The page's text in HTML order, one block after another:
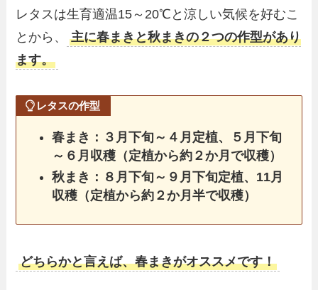
レタスは生育適温15～20℃と涼しい気候を好むこ
とから、
主に春まきと秋まきの２つの作型があり
ます。
レタスの作型
春まき：３月下旬～４月定植、５月下旬
～６月収穫（定植から約２か月で収穫）
秋まき：８月下旬～９月下旬定植、11月
収穫（定植から約２か月半で収穫）
どちらかと言えば、春まきがオススメです！